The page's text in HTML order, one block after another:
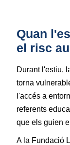
Quan
el risc
Durant l'estiu,
torna
l'accés a
referents
que els guien
A la Fundació